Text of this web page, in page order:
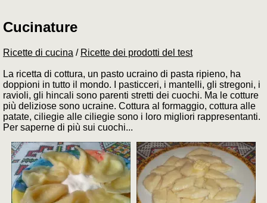
Cucinature
Ricette di cucina / Ricette dei prodotti del test
La ricetta di cottura, un pasto ucraino di pasta ripieno, ha
doppioni in tutto il mondo. I pasticceri, i mantelli, gli stregoni, i
ravioli, gli hincali sono parenti stretti dei cuochi. Ma le cotture
più deliziose sono ucraine. Cottura al formaggio, cottura alle
patate, ciliegie alle ciliegie sono i loro migliori rappresentanti.
Per saperne di più sui cuochi...